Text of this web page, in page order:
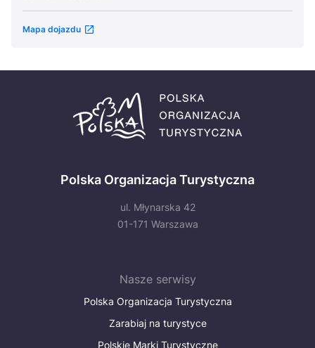
Mapa dojazdu
Polska Organizacja Turystyczna
ul. Młynarska 42
01-171 Warszawa
Nasze serwisy
Polska Organizacja Turystyczna
Zarabiaj na turystyce
Polskie Marki Turystyczne